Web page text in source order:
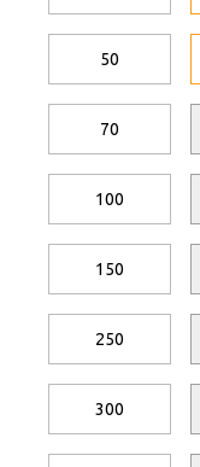
50
70
100
150
250
300